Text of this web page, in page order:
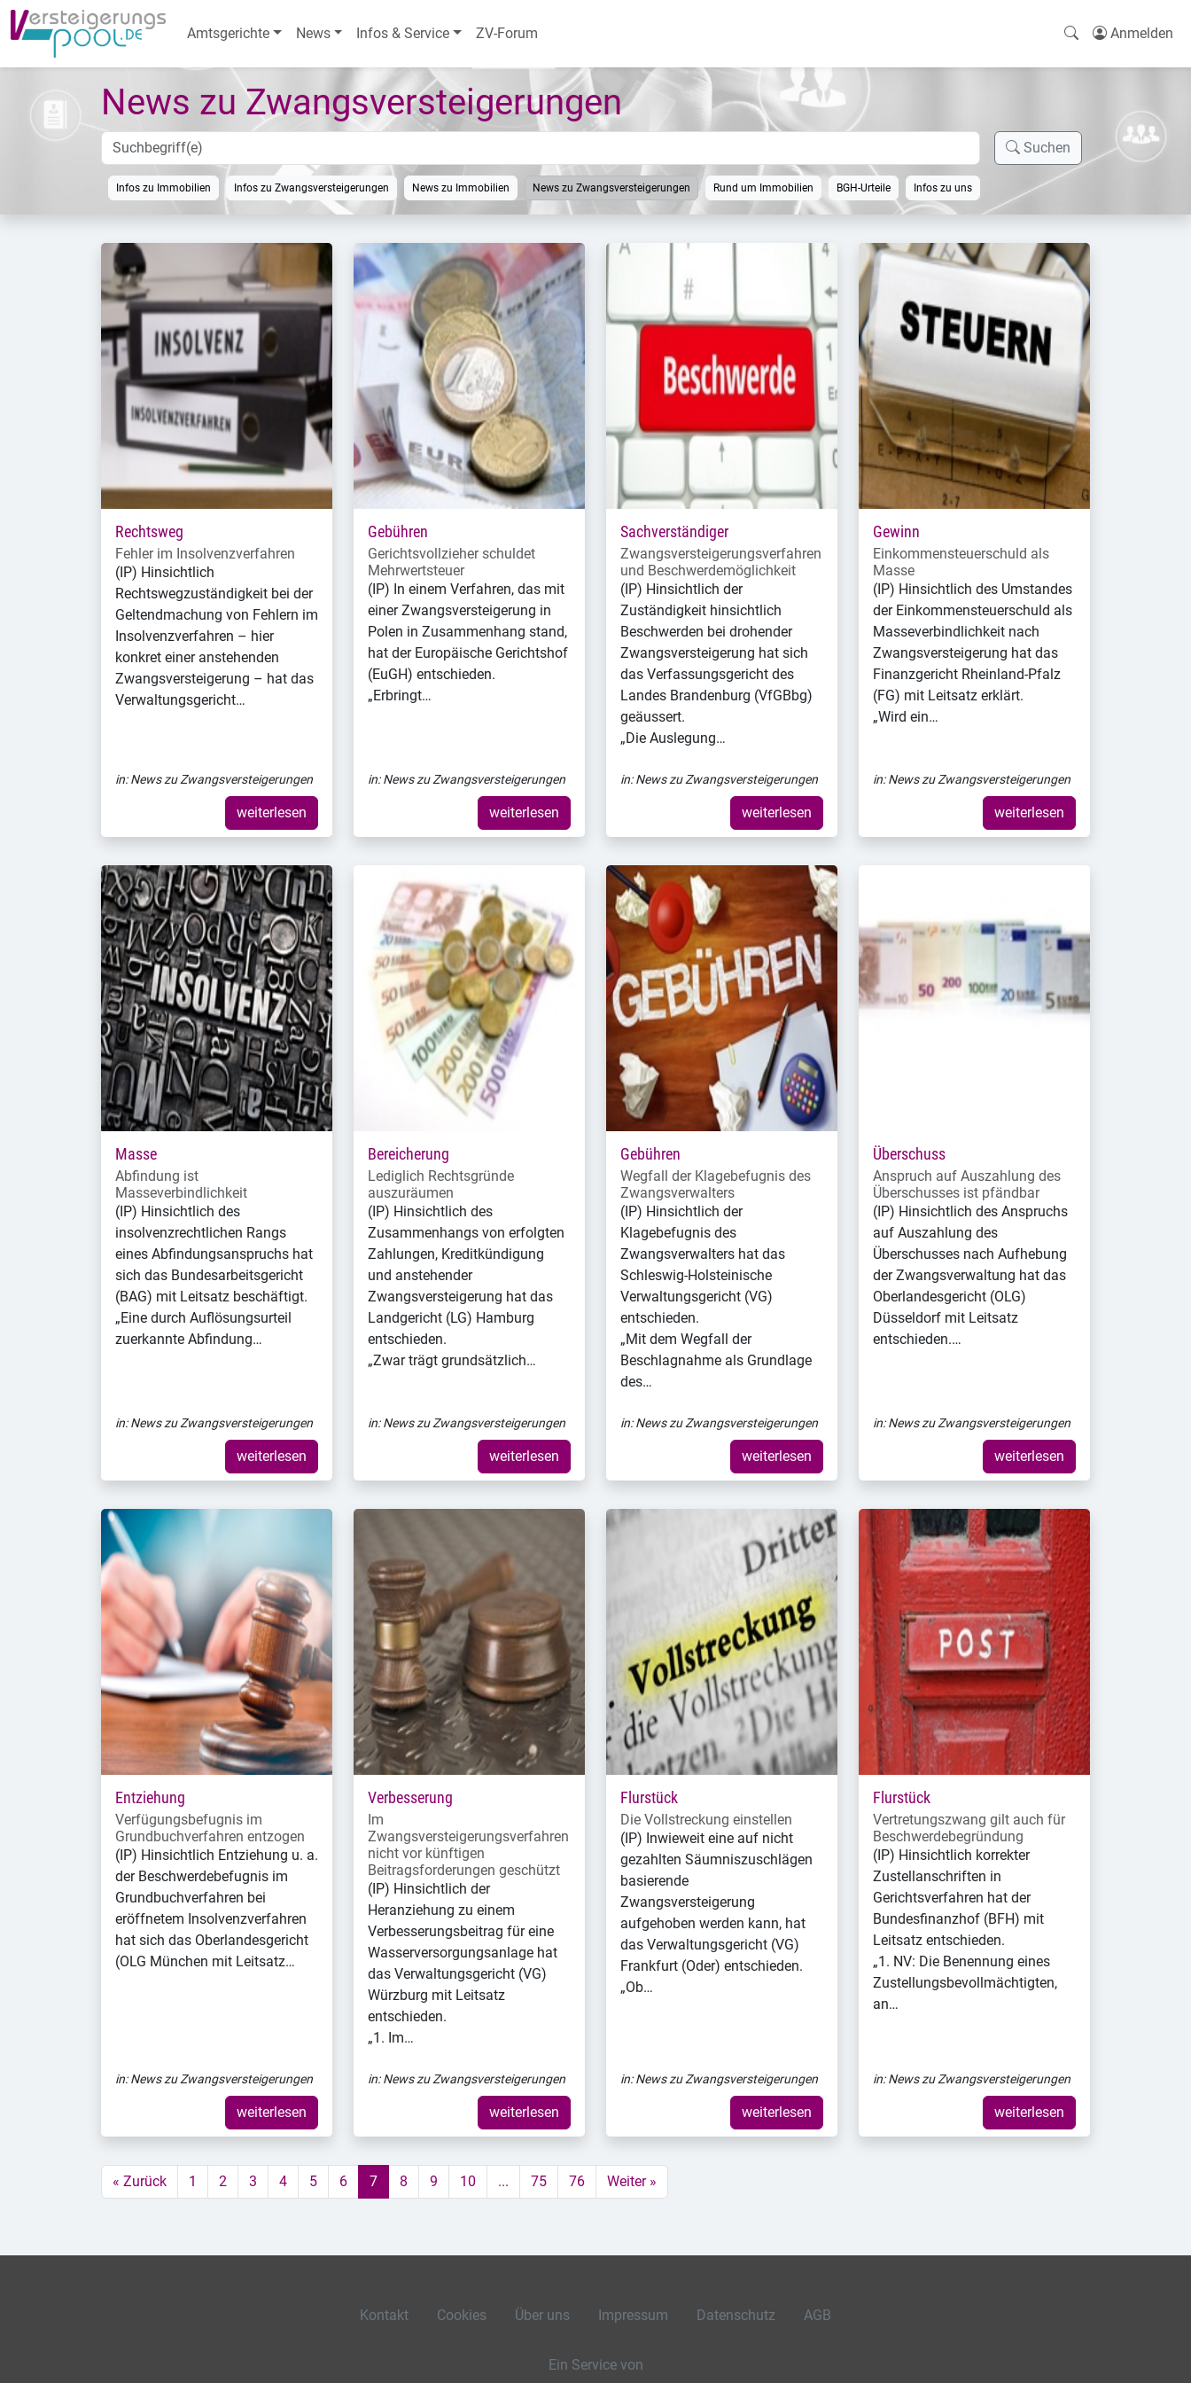
Amtsgerichte News Infos & Service ZV-Forum Anmelden
News zu Zwangsversteigerungen
Infos zu Immobilien Infos zu Zwangsversteigerungen News zu Immobilien News zu Zwangsversteigerungen Rund um Immobilien BGH-Urteile Infos zu uns
Suchen
Rechtsweg
Fehler im Insolvenzverfahren
(IP) Hinsichtlich
Rechtswegzuständigkeit bei der
Geltendmachung von Fehlern im
Insolvenzverfahren – hier
konkret einer anstehenden
Zwangsversteigerung – hat das
Verwaltungsgericht…
in:News zu Zwangsversteigerungen
weiterlesen
Gebühren
Gerichtsvollzieher schuldet
Mehrwertsteuer
(IP) In einem Verfahren, das mit
einer Zwangsversteigerung in
Polen in Zusammenhang stand,
hat der Europäische Gerichtshof
(EuGH) entschieden.
„Erbringt…
in:News zu Zwangsversteigerungen
weiterlesen
Sachverständiger
Zwangsversteigerungsverfahren
und Beschwerdemöglichkeit
(IP) Hinsichtlich der
Zuständigkeit hinsichtlich
Beschwerden bei drohender
Zwangsversteigerung hat sich
das Verfassungsgericht des
Landes Brandenburg (VfGBbg)
geäussert.
„Die Auslegung…
in:News zu Zwangsversteigerungen
weiterlesen
Gewinn
Einkommensteuerschuld als
Masse
(IP) Hinsichtlich des Umstandes
der Einkommensteuerschuld als
Masseverbindlichkeit nach
Zwangsversteigerung hat das
Finanzgericht Rheinland-Pfalz
(FG) mit Leitsatz erklärt.
„Wird ein…
in:News zu Zwangsversteigerungen
weiterlesen
Masse
Abfindung ist
Masseverbindlichkeit
(IP) Hinsichtlich des
insolvenzrechtlichen Rangs
eines Abfindungsanspruchs hat
sich das Bundesarbeitsgericht
(BAG) mit Leitsatz beschäftigt.
„Eine durch Auflösungsurteil
zuerkannte Abfindung…
in:News zu Zwangsversteigerungen
weiterlesen
Bereicherung
Lediglich Rechtsgründe
auszuräumen
(IP) Hinsichtlich des
Zusammenhangs von erfolgten
Zahlungen, Kreditkündigung
und anstehender
Zwangsversteigerung hat das
Landgericht (LG) Hamburg
entschieden.
„Zwar trägt grundsätzlich…
in:News zu Zwangsversteigerungen
weiterlesen
Gebühren
Wegfall der Klagebefugnis des
Zwangsverwalters
(IP) Hinsichtlich der
Klagebefugnis des
Zwangsverwalters hat das
Schleswig-Holsteinische
Verwaltungsgericht (VG)
entschieden.
„Mit dem Wegfall der
Beschlagnahme als Grundlage
des…
in:News zu Zwangsversteigerungen
weiterlesen
Überschuss
Anspruch auf Auszahlung des
Überschusses ist pfändbar
(IP) Hinsichtlich des Anspruchs
auf Auszahlung des
Überschusses nach Aufhebung
der Zwangsverwaltung hat das
Oberlandesgericht (OLG)
Düsseldorf mit Leitsatz
entschieden.…
in:News zu Zwangsversteigerungen
weiterlesen
Entziehung
Verfügungsbefugnis im
Grundbuchverfahren entzogen
(IP) Hinsichtlich Entziehung u. a.
der Beschwerdebefugnis im
Grundbuchverfahren bei
eröffnetem Insolvenzverfahren
hat sich das Oberlandesgericht
(OLG München mit Leitsatz…
in:News zu Zwangsversteigerungen
weiterlesen
Verbesserung
Im
Zwangsversteigerungsverfahren
nicht vor künftigen
Beitragsforderungen geschützt
(IP) Hinsichtlich der
Heranziehung zu einem
Verbesserungsbeitrag für eine
Wasserversorgungsanlage hat
das Verwaltungsgericht (VG)
Würzburg mit Leitsatz
entschieden.
„1. Im…
in:News zu Zwangsversteigerungen
weiterlesen
Flurstück
Die Vollstreckung einstellen
(IP) Inwieweit eine auf nicht
gezahlten Säumniszuschlägen
basierende
Zwangsversteigerung
aufgehoben werden kann, hat
das Verwaltungsgericht (VG)
Frankfurt (Oder) entschieden.
„Ob…
in:News zu Zwangsversteigerungen
weiterlesen
Flurstück
Vertretungszwang gilt auch für
Beschwerdebegründung
(IP) Hinsichtlich korrekter
Zustellanschriften in
Gerichtsverfahren hat der
Bundesfinanzhof (BFH) mit
Leitsatz entschieden.
„1. NV: Die Benennung eines
Zustellungsbevollmächtigten,
an…
in:News zu Zwangsversteigerungen
weiterlesen
« Zurück 1 2 3 4 5 6 7 8 9 10 ... 75 76 Weiter »
Kontakt Cookies Über uns Impressum Datenschutz AGB
Ein Service von